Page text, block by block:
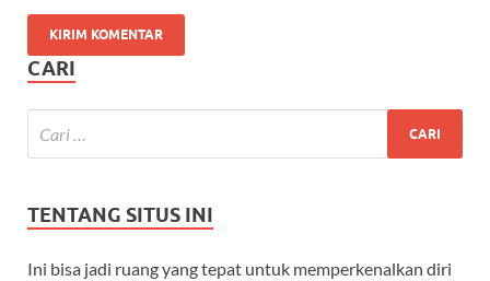
CARI
TENTANG SITUS INI
Ini bisa jadi ruang yang tepat untuk memperkenalkan diri